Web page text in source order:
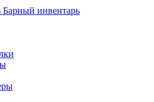
Барный инвентарь